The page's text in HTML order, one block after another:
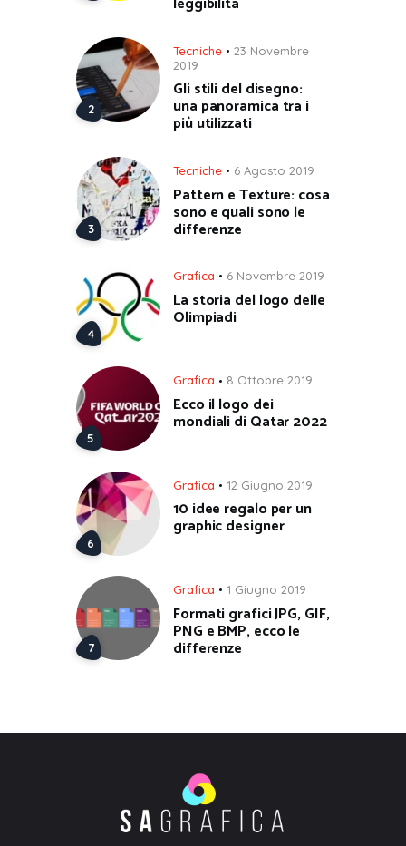
Tecniche
23 Novembre
2019
Gli stili del disegno:
una panoramica tra i
più utilizzati
Tecniche 6 Agosto 2019
Pattern e Texture: cosa
sono e quali sono le
differenze
Grafica 6 Novembre 2019
La storia del logo delle
Olimpiadi
Grafica 8 Ottobre 2019
Ecco il logo dei
mondiali di Qatar 2022
Grafica 12 Giugno 2019
10 idee regalo per un
graphic designer
Grafica 1 Giugno 2019
Formati grafici JPG, GIF,
PNG e BMP, ecco le
differenze